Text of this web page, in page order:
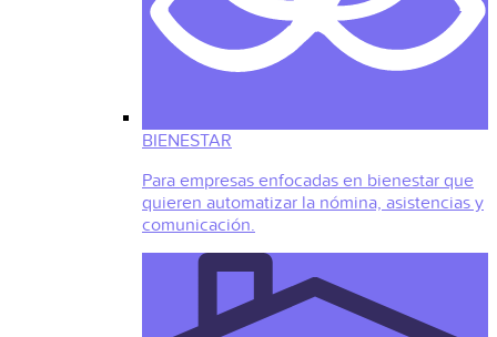
BIENESTAR
Para empresas enfocadas en bienestar que
quieren automatizar la nómina, asistencias y
comunicación.